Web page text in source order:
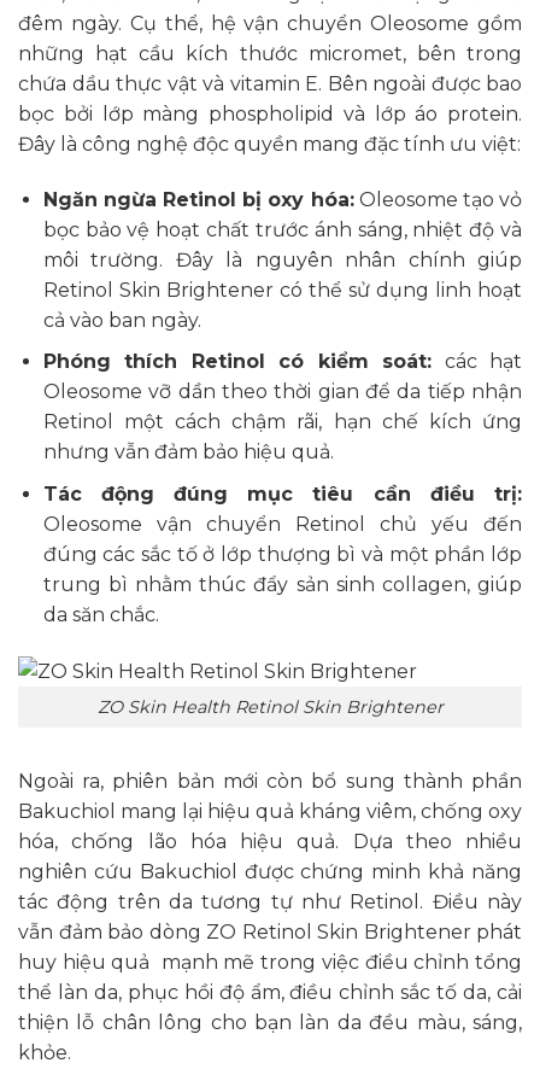
đêm ngày.​ Cụ thể, hệ vận chuyển Oleosome gồm
những hạt cầu kích thước micromet, bên trong
chứa dầu thực vật và vitamin E. Bên ngoài được bao
bọc bởi lớp màng phospholipid và lớp áo protein.
Đây là công nghệ độc quyền mang đặc tính ưu việt:​
Ngăn ngừa Retinol bị oxy hóa:Oleosome tạo vỏ
bọc bảo vệ hoạt chất trước ánh sáng, nhiệt độ và
môi trường. Đây là nguyên nhân chính giúp
Retinol Skin Brightener có thể sử dụng linh hoạt
cả vào ban ngày. ​
Phóng thích Retinol có kiểm soát: các hạt
Oleosome vỡ dần theo thời gian để da tiếp nhận
Retinol một cách chậm rãi, hạn chế kích ứng
nhưng vẫn đảm bảo hiệu quả.​
Tác động đúng mục tiêu cần điều trị:
Oleosome vận chuyển Retinol chủ yếu đến
đúng các sắc tố ở lớp thượng bì và một phần lớp
trung bì nhằm thúc đẩy sản sinh collagen, giúp
da săn chắc.​
ZO Skin Health Retinol Skin Brightener
Ngoài ra, phiên bản mới còn bổ sung thành phần
Bakuchiol mang lại hiệu quả kháng viêm, chống oxy
hóa, chống lão hóa hiệu quả. Dựa theo nhiều
nghiên cứu Bakuchiol được chứng minh khả năng
tác động trên da tương tự như Retinol. Điều này
vẫn đảm bảo dòng ZO Retinol Skin Brightener phát
huy hiệu quả mạnh mẽ trong việc điều chỉnh tổng
thể làn da, phục hồi độ ẩm, điều chỉnh sắc tố da, cải
thiện lỗ chân lông cho bạn làn da đều màu, sáng,
khỏe.